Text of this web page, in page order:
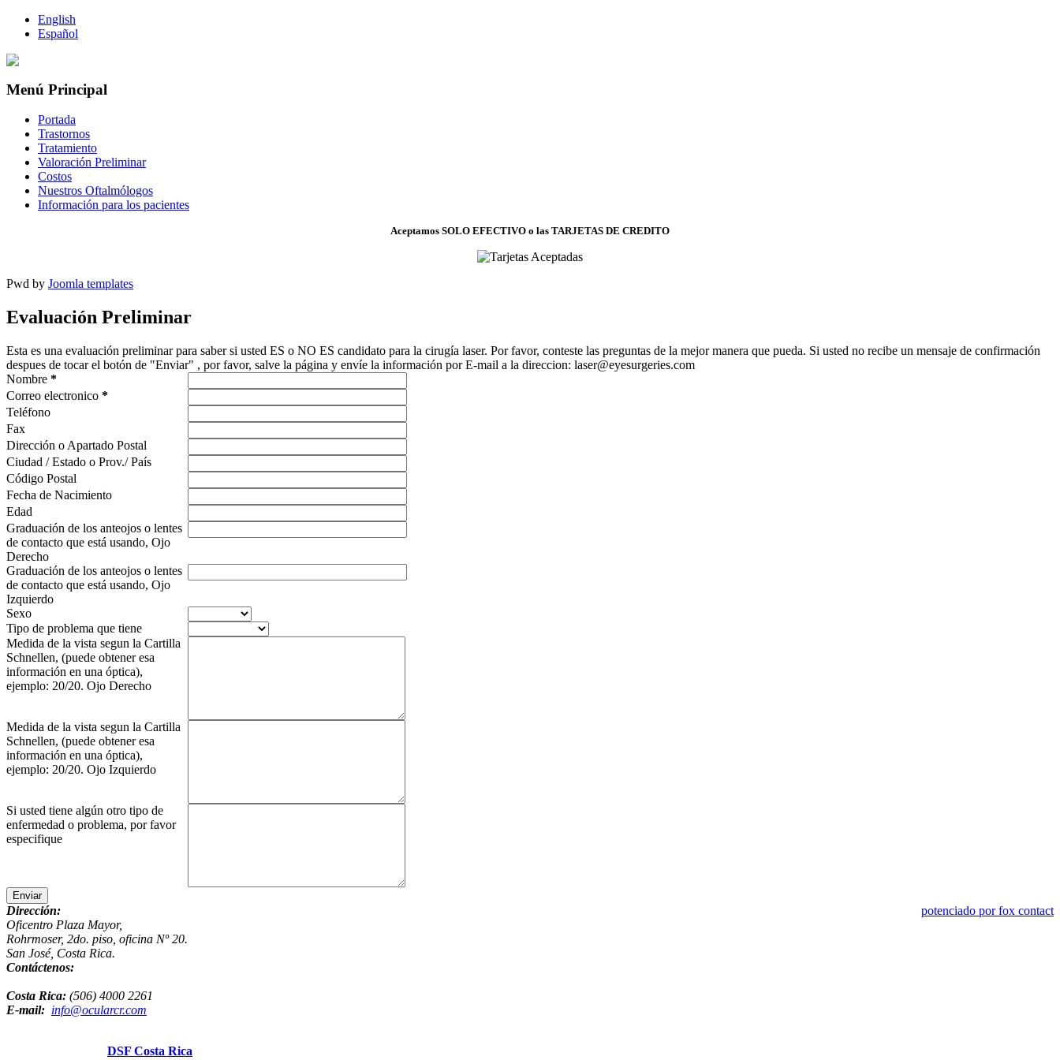
English
Español
Menú Principal
Portada
Trastornos
Tratamiento
Valoración Preliminar
Costos
Nuestros Oftalmólogos
Información para los pacientes
Aceptamos SOLO EFECTIVO o las TARJETAS DE CREDITO
Pwd by Joomla templates
Evaluación Preliminar
Esta es una evaluación preliminar para saber si usted ES o NO ES candidato para la cirugía laser. Por favor, conteste las preguntas de la mejor manera que pueda. Si usted no recibe un mensaje de confirmación
despues de tocar el botón de "Enviar" , por favor, salve la página y envíe la información por E-mail a la direccion: laser@eyesurgeries.com
Nombre *
Correo electronico *
Teléfono
Fax
Dirección o Apartado Postal
Ciudad / Estado o Prov./ País
Código Postal
Fecha de Nacimiento
Edad
Graduación de los anteojos o lentes
de contacto que está usando, Ojo
Derecho
Graduación de los anteojos o lentes
de contacto que está usando, Ojo
Izquierdo
Sexo
Tipo de problema que tiene
Medida de la vista segun la Cartilla
Schnellen, (puede obtener esa
información en una óptica),
ejemplo: 20/20. Ojo Derecho
Medida de la vista segun la Cartilla
Schnellen, (puede obtener esa
información en una óptica),
ejemplo: 20/20. Ojo Izquierdo
Si usted tiene algún otro tipo de
enfermedad o problema, por favor
especifique
Enviar
potenciado por fox contact
Dirección:
Oficentro Plaza Mayor,
Rohrmoser, 2do. piso, oficina Nº 20.
San José, Costa Rica.
Contáctenos:
Costa Rica: (506) 4000 2261
E-mail: info@ocularcr.com
DSF Costa Rica